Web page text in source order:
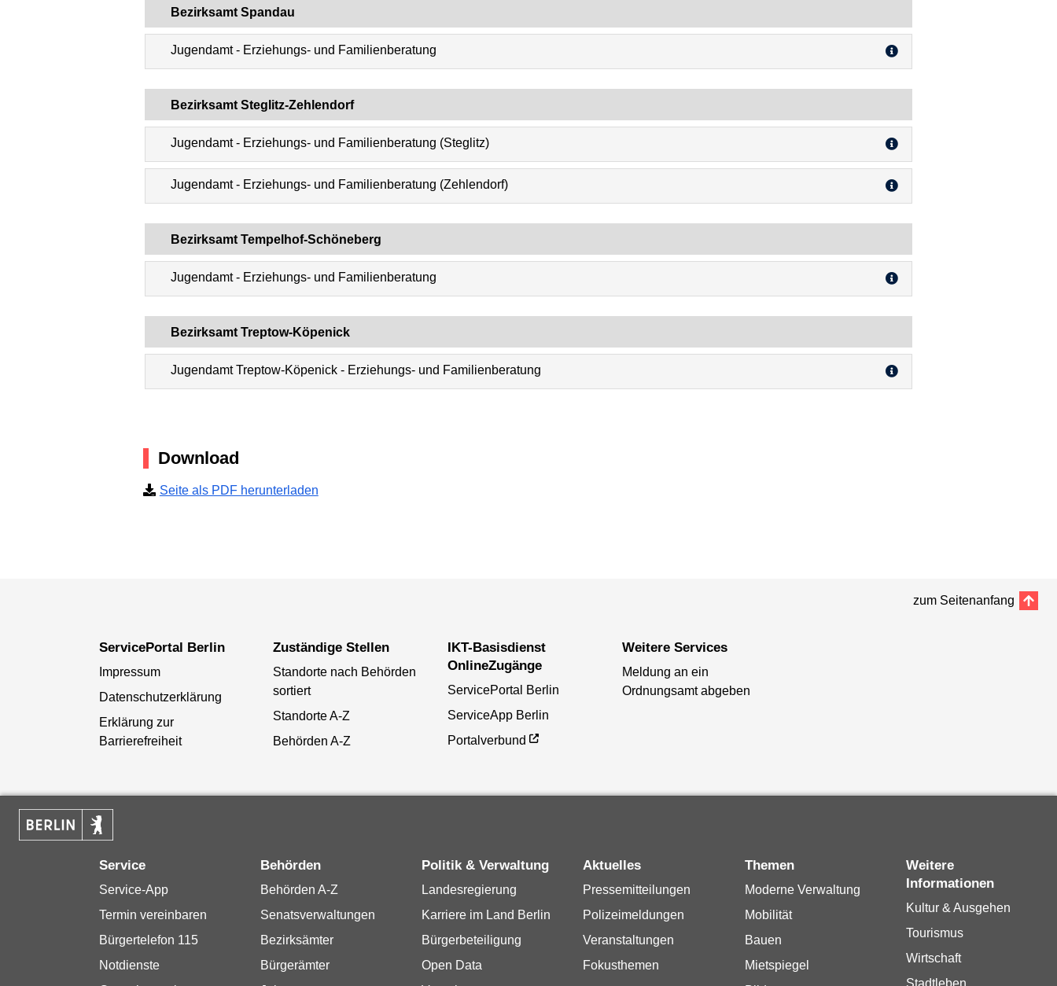
Bezirksamt Spandau
Jugendamt - Erziehungs- und Familienberatung
Bezirksamt Steglitz-Zehlendorf
Jugendamt - Erziehungs- und Familienberatung (Steglitz)
Jugendamt - Erziehungs- und Familienberatung (Zehlendorf)
Bezirksamt Tempelhof-Schöneberg
Jugendamt - Erziehungs- und Familienberatung
Bezirksamt Treptow-Köpenick
Jugendamt Treptow-Köpenick - Erziehungs- und Familienberatung
Download
Seite als PDF herunterladen
zum Seitenanfang
ServicePortal Berlin
Impressum
Datenschutzerklärung
Erklärung zur
Barrierefreiheit
Zuständige Stellen
Standorte nach Behörden
sortiert
Standorte A-Z
Behörden A-Z
IKT-Basisdienst
OnlineZugänge
ServicePortal Berlin
ServiceApp Berlin
Portalverbund
Weitere Services
Meldung an ein
Ordnungsamt abgeben
Service
Service-App
Termin vereinbaren
Bürgertelefon 115
Notdienste
Behörden
Behörden A-Z
Senatsverwaltungen
Bezirksämter
Bürgerämter
Politik & Verwaltung
Landesregierung
Karriere im Land Berlin
Bürgerbeteiligung
Open Data
Aktuelles
Pressemitteilungen
Polizeimeldungen
Veranstaltungen
Fokusthemen
Themen
Moderne Verwaltung
Mobilität
Bauen
Mietspiegel
Weitere
Informationen
Kultur & Ausgehen
Tourismus
Wirtschaft